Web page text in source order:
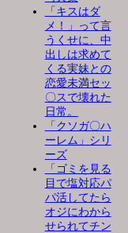
「キスはダ
メ！」って言
うくせに、中
出しは求めて
くる実妹との
恋愛未満セッ
〇スで壊れた
日常。
「クソガ〇ハ
ーレム」シリ
ーズ
「ゴミを見る
目で塩対応パ
パ活してたら
オジにわから
せられてチン